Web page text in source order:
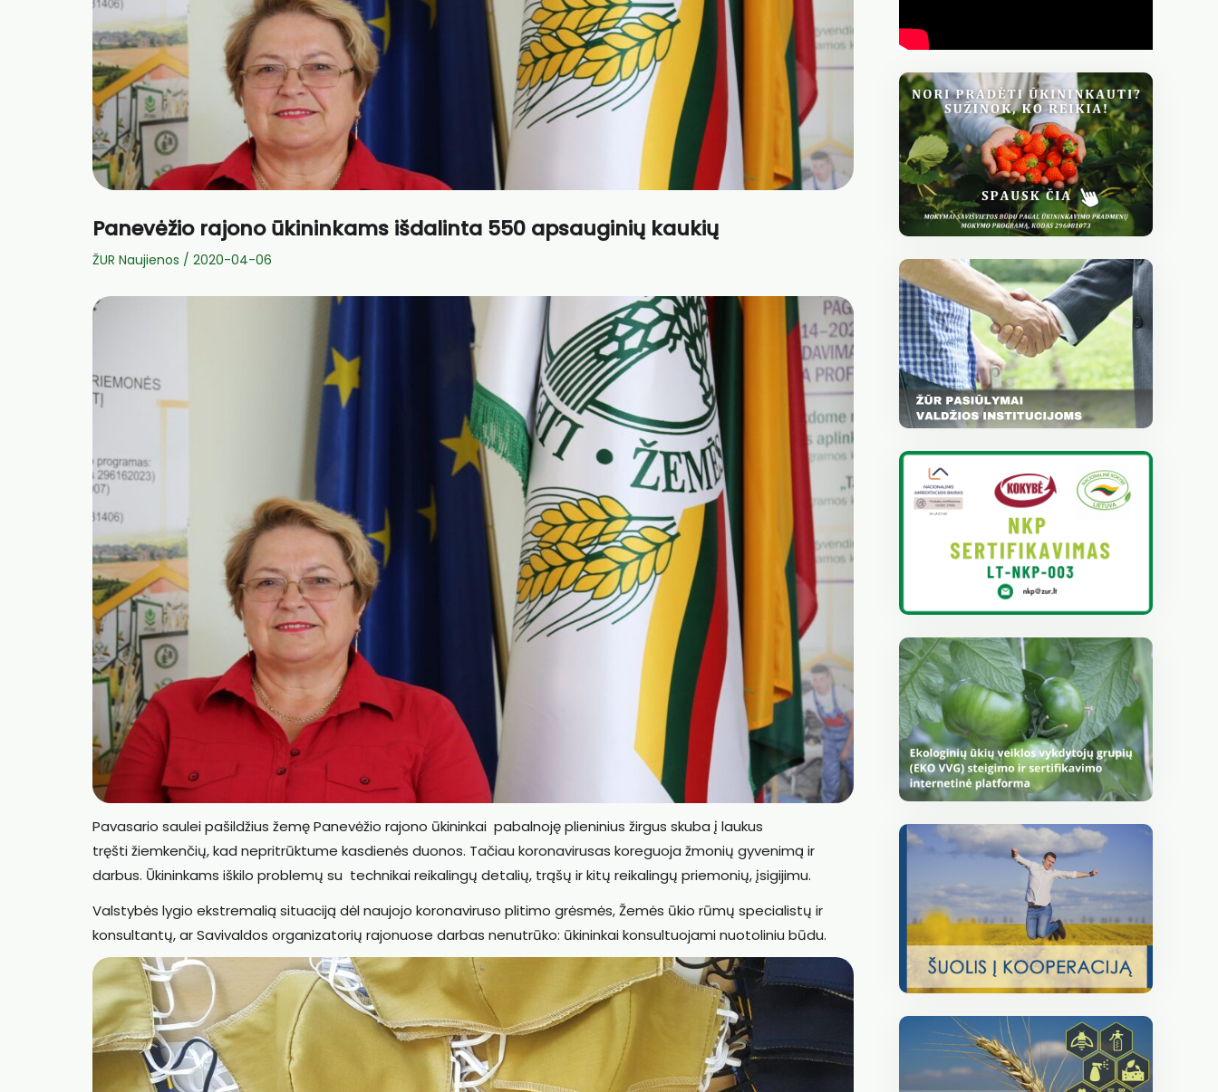
Panevėžio rajono ūkininkams išdalinta 550 apsauginių kaukių
ŽUR Naujienos / 2020-04-06
Pavasario saulei pašildžius žemę Panevėžio rajono ūkininkai pabalnoję plieninius žirgus skuba į laukus
tręšti žiemkenčių, kad nepritrūktume kasdienės duonos. Tačiau koronavirusas koreguoja žmonių gyvenimą ir
darbus. Ūkininkams iškilo problemų su technikai reikalingų detalių, trąšų ir kitų reikalingų priemonių, įsigijimu.
Valstybės lygio ekstremalią situaciją dėl naujojo koronaviruso plitimo grėsmės, Žemės ūkio rūmų specialistų ir
konsultantų, ar Savivaldos organizatorių rajonuose darbas nenutrūko: ūkininkai konsultuojami nuotoliniu būdu.